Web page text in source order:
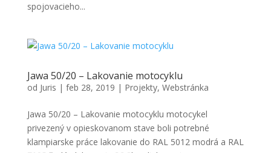
spojovacieho...
Jawa 50/20 – Lakovanie motocyklu
od Juris | feb 28, 2019 | Projekty, Webstránka
Jawa 50/20 – Lakovanie motocyklu motocykel
privezený v opieskovanom stave boli potrebné
klampiarske práce lakovanie do RAL 5012 modrá a RAL